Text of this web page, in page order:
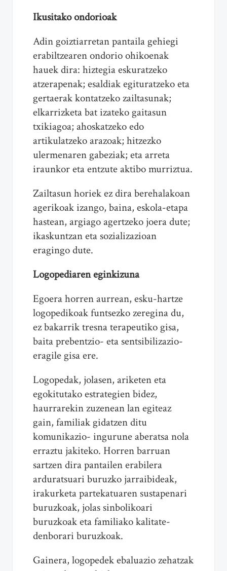
Ikusitako ondorioak
Adin goiztiarretan pantaila gehiegi
erabiltzearen ondorio ohikoenak
hauek dira: hiztegia eskuratzeko
atzerapenak; esaldiak egituratzeko eta
gertaerak kontatzeko zailtasunak;
elkarrizketa bat izateko gaitasun
txikiagoa; ahoskatzeko edo
artikulatzeko arazoak; hitzezko
ulermenaren gabeziak; eta arreta
iraunkor eta entzute aktibo murriztua.
Zailtasun horiek ez dira berehalakoan
agerikoak izango, baina, eskola-etapa
hastean, argiago agertzeko joera dute;
ikaskuntzan eta sozializazioan
eragingo dute.
Logopediaren eginkizuna
Egoera horren aurrean, esku-hartze
logopedikoak funtsezko zeregina du,
ez bakarrik tresna terapeutiko gisa,
baita prebentzio- eta sentsibilizazio-
eragile gisa ere.
Logopedak, jolasen, ariketen eta
egokitutako estrategien bidez,
haurrarekin zuzenean lan egiteaz
gain, familiak gidatzen ditu
komunikazio- ingurune aberatsa nola
erraztu jakiteko. Horren barruan
sartzen dira pantailen erabilera
arduratsuari buruzko jarraibideak,
irakurketa partekatuaren sustapenari
buruzkoak, jolas sinbolikoari
buruzkoak eta familiako kalitate-
denborari buruzkoak.
Gainera, logopedek ebaluazio zehatzak